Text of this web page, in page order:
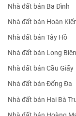
Nhà đất bán Ba Đình
Nhà đất bán Hoàn
Nhà đất bán Tây Hồ
Nhà đất bán Long Biên
Nhà đất bán Cầu Giấy
Nhà đất bán Đống Đa
Nhà đất bán Hai Bà